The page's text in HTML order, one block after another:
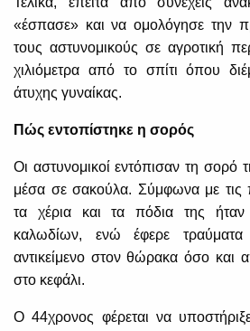
«έσπασε» και να ομολόγησε την
τους αστυνομικούς σε αγροτική
χιλιόμετρα από το σπίτι όπου
άτυχης γυναίκας.
Πώς εντοπίστηκε η σορός
Οι αστυνομικοί εντόπισαν τη σορό
μέσα σε σακούλα. Σύμφωνα με τις
τα χέρια και τα πόδια της ήταν
καλωδίων, ενώ έφερε
αντικείμενο στον θώρακα όσο και
στο κεφάλι.
Ο 44χρονος φέρεται να